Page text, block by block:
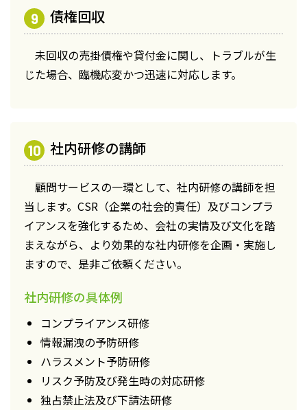
債権回収
未回収の売掛債権や貸付金に関し、トラブルが生
じた場合、臨機応変かつ迅速に対応します。
社内研修の講師
顧問サービスの一環として、社内研修の講師を担
当します。CSR（企業の社会的責任）及びコンプラ
イアンスを強化するため、会社の実情及び文化を踏
まえながら、より効果的な社内研修を企画・実施し
ますので、是非ご依頼ください。
社内研修の具体例
コンプライアンス研修
情報漏洩の予防研修
ハラスメント予防研修
リスク予防及び発生時の対応研修
独占禁止法及び下請法研修